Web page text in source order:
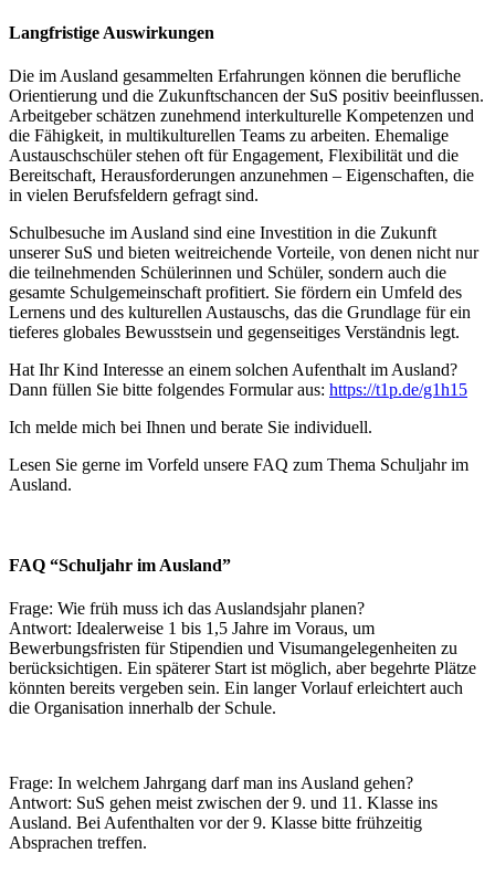
Langfristige Auswirkungen
Die im Ausland gesammelten Erfahrungen können die berufliche
Orientierung und die Zukunftschancen der SuS positiv beeinflussen.
Arbeitgeber schätzen zunehmend interkulturelle Kompetenzen und
die Fähigkeit, in multikulturellen Teams zu arbeiten. Ehemalige
Austauschschüler stehen oft für Engagement, Flexibilität und die
Bereitschaft, Herausforderungen anzunehmen – Eigenschaften, die
in vielen Berufsfeldern gefragt sind.
Schulbesuche im Ausland sind eine Investition in die Zukunft
unserer SuS und bieten weitreichende Vorteile, von denen nicht nur
die teilnehmenden Schülerinnen und Schüler, sondern auch die
gesamte Schulgemeinschaft profitiert. Sie fördern ein Umfeld des
Lernens und des kulturellen Austauschs, das die Grundlage für ein
tieferes globales Bewusstsein und gegenseitiges Verständnis legt.
Hat Ihr Kind Interesse an einem solchen Aufenthalt im Ausland?
Dann füllen Sie bitte folgendes Formular aus: https://t1p.de/g1h15
Ich melde mich bei Ihnen und berate Sie individuell.
Lesen Sie gerne im Vorfeld unsere FAQ zum Thema Schuljahr im
Ausland.
FAQ “Schuljahr im Ausland”
Frage: Wie früh muss ich das Auslandsjahr planen?
Antwort: Idealerweise 1 bis 1,5 Jahre im Voraus, um
Bewerbungsfristen für Stipendien und Visumangelegenheiten zu
berücksichtigen. Ein späterer Start ist möglich, aber begehrte Plätze
könnten bereits vergeben sein. Ein langer Vorlauf erleichtert auch
die Organisation innerhalb der Schule.
Frage: In welchem Jahrgang darf man ins Ausland gehen?
Antwort: SuS gehen meist zwischen der 9. und 11. Klasse ins
Ausland. Bei Aufenthalten vor der 9. Klasse bitte frühzeitig
Absprachen treffen.